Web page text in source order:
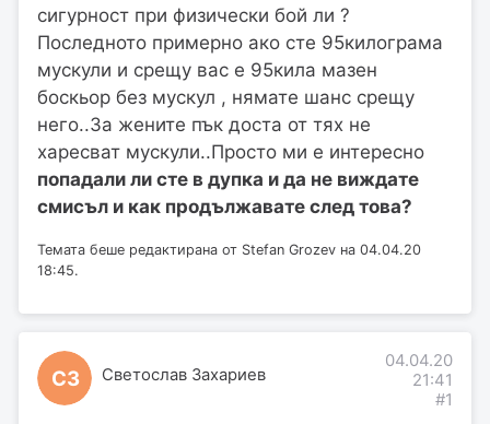
сигурност при физически бой ли ?
Последното примерно ако сте 95килограма
мускули и срещу вас е 95кила мазен
боскьор без мускул , нямате шанс срещу
него..За жените пък доста от тях не
харесват мускули..Просто ми е интересно
попадали ли сте в дупка и да не виждате
смисъл и как продължавате след това?
Темата беше редактирана от Stefan Grozev на 04.04.20
18:45.
СЗ Светослав Захариев
04.04.20
21:41
#1